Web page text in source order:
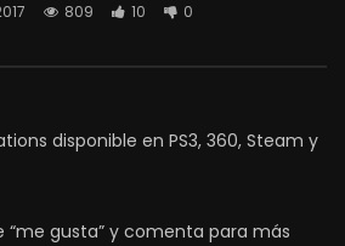
809 10 0
disponible en PS3, 360, Steam y
“me gusta” y comenta para más